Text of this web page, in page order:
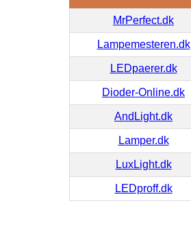
MrPerfect.dk
Lampemesteren.dk
LEDpaerer.dk
Dioder-Online.dk
AndLight.dk
Lamper.dk
LuxLight.dk
LEDproff.dk